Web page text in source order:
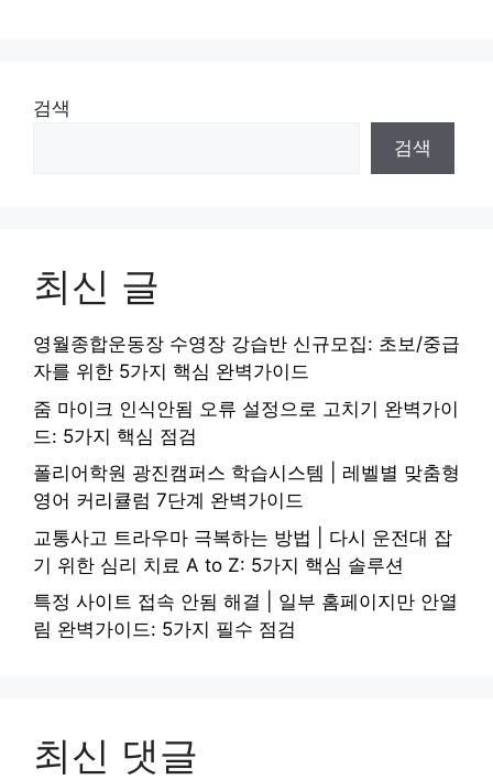
검색
검색
최신 글
영월종합운동장 수영장 강습반 신규모집: 초보/중급
자를 위한 5가지 핵심 완벽가이드
줌 마이크 인식안됨 오류 설정으로 고치기 완벽가이
드: 5가지 핵심 점검
폴리어학원 광진캠퍼스 학습시스템 | 레벨별 맞춤형
영어 커리큘럼 7단계 완벽가이드
교통사고 트라우마 극복하는 방법 | 다시 운전대 잡
기 위한 심리 치료 A to Z: 5가지 핵심 솔루션
특정 사이트 접속 안됨 해결 | 일부 홈페이지만 안열
림 완벽가이드: 5가지 필수 점검
최신 댓글